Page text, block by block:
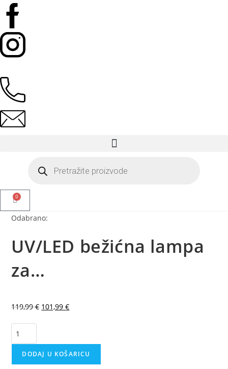
0
Odabrano:
UV/LED bežićna lampa
za…
119,99€ 101,99€
DODAJ U KOŠARICU